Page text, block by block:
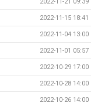
2022-11-15 18:41
2022-11-04 13:00
2022-11-01 05:57
2022-10-29 17:00
2022-10-28 14:00
2022-10-26 14:00